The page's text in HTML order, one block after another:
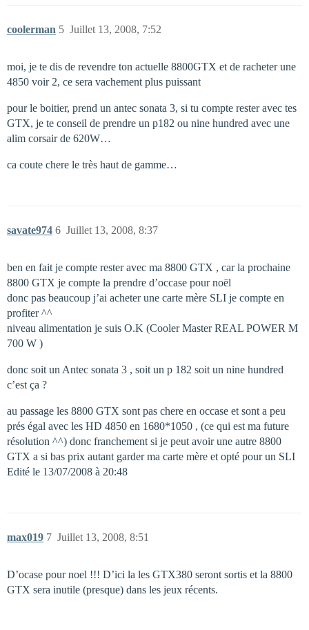
coolerman Juillet 13, 2008, 7:52
5
moi, je te dis de revendre ton actuelle 8800GTX et de racheter une
4850 voir 2, ce sera vachement plus puissant
pour le boitier, prend un antec sonata 3, si tu compte rester avec tes
GTX, je te conseil de prendre un p182 ou nine hundred avec une
alim corsair de 620W…
ca coute chere le très haut de gamme…
savate974 Juillet 13, 2008, 8:37
6
ben en fait je compte rester avec ma 8800 GTX , car la prochaine
8800 GTX je compte la prendre d’occase pour noël
donc pas beaucoup j’ai acheter une carte mère SLI je compte en
profiter ^^
niveau alimentation je suis O.K (Cooler Master REAL POWER M
700 W )
donc soit un Antec sonata 3 , soit un p 182 soit un nine hundred
c’est ça ?
au passage les 8800 GTX sont pas chere en occase et sont a peu
prés égal avec les HD 4850 en 1680*1050 , (ce qui est ma future
résolution ^^) donc franchement si je peut avoir une autre 8800
GTX a si bas prix autant garder ma carte mère et opté pour un SLI
Edité le 13/07/2008 à 20:48
max019 Juillet 13, 2008, 8:51
7
D’ocase pour noel !!! D’ici la les GTX380 seront sortis et la 8800
GTX sera inutile (presque) dans les jeux récents.